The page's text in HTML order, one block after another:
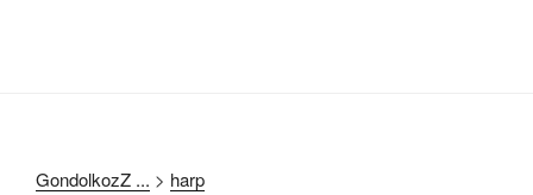
GondolkozZ ... > harp